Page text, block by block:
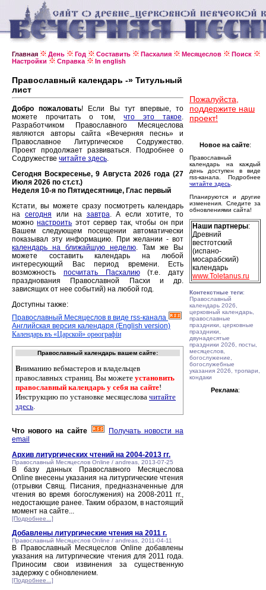
Главная День Год Составить Пасхалия Месяцеслов
Поиск
Настройки
Справка In english
Православный календарь -» Титульный
лист
Добро пожаловать! Если Вы тут впервые, то
можете прочитать о том,что это такое.
Разработчиком Православного Месяцеслова
являются авторы сайта «Вечерняя песнь» и
Православное Литургическое Содружество.
Проект продолжает развиваться. Подробнее о
Содружестве читайте здесь.
Сегодня Воскресенье, 9 Августа 2026 года (27
Июля 2026 по ст.ст.)
Неделя 10-я по Пятидесятнице, Глас первый
Кстати, вы можете сразу посмотреть календарь
на сегодня или на завтра. А если хотите, то
можнонастроить этот сервер так, чтобы он при
Вашем следующем посещении автоматически
показывал эту информацию. При желании - вот
календарь на ближайшую неделю. Там же Вы
можете составить календарь на любой
интересующий Вас период времени. Есть
возможность посчитать Пасхалию(т.е. дату
празднования Православной Пасхи и др.
зависящих от нее событий) на любой год.
Доступны также:
Православный Месяцеслов в виде rss-канала
Английская версия календаря (English version)
Календарь въ «Царской» орѳографiи
Православный календарь вашем сайте:
Вниманию вебмастеров и владельцев
православных страниц. Вы можете установить
православный календарь у себя на сайте!
Инструкцию по установке месяцеслова читайте
здесь.
Что нового на сайте
Получать новости на
email
Архив литургических чтений на 2004-2013 гг.
Православный Месяцеслов Online / andreas, 2013-07-25
В базу данных Православного Месяцеслова
Online внесены указания на литургические чтения
(отрывки Свящ. Писания, предназначенные для
чтения во время богослужения) на 2008-2011 гг.,
недостающие ранее. Таким образом, в настоящий
момент на сайте...
[Подробнее...]
Добавлены литургические чтения на 2011 г.
Православный Месяцеслов Online / andreas, 2011-04-11
В Православный Месяцеслов Online добавлены
указания на литургические чтения для 2011 года.
Приносим свои извинения за существенную
задержку с обновлением.
[Подробнее...]
Пожалуйста,
поддержите наш
проект!
Новое на сайте:
Православный
календарь на каждый
день доступен в виде
rss-канала. Подробнее
читайте здесь
Планируются и другие
изменения. Следите за
обновлениями сайта!
Наши партнеры:
Древний
вестготский
(испано-
мосарабский)
календарь
www.Toletanus.ru
Контекстные теги:
Православный
календарь 2026,
церковный календарь,
православные
праздники, церковные
праздники,
двунадесятые
праздники 2026, посты,
месяцеслов,
богослужение,
богослужебные
указания 2026, тропари,
кондаки
Реклама: